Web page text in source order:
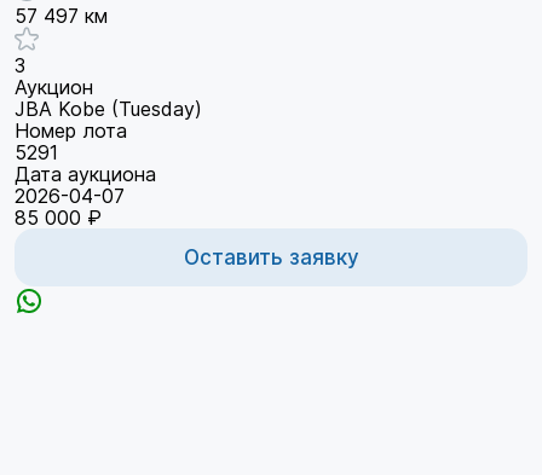
57 497 км
3
Аукцион
JBA Kobe (Tuesday)
Номер лота
5291
Дата аукциона
2026-04-07
85 000 ₽
Оставить заявку